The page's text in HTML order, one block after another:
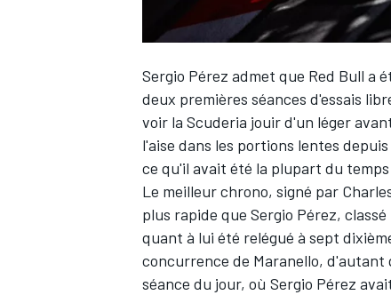
WEC
Sergio Pérez admet que Red Bull a
deux premières séances d'essais
voir la Scuderia jouir d'un léger
l'aise dans les portions lentes
ce qu'il avait été la plupart du
Le meilleur chrono, signé par
plus rapide que Sergio Pérez,
quant à lui été relégué à sept
concurrence de Maranello, d'autant
séance du jour, où Sergio Pérez